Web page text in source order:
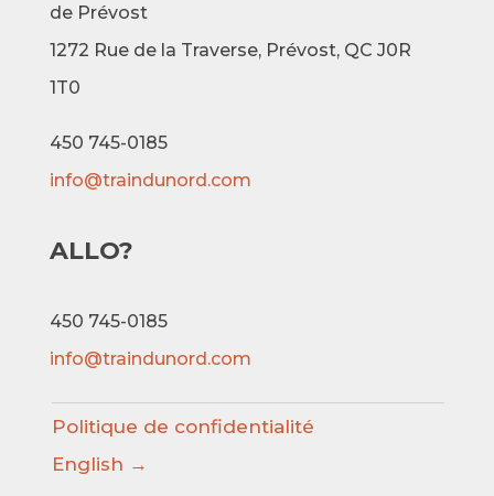
de Prévost
1272 Rue de la Traverse, Prévost, QC J0R
1T0
450 745-0185
info@traindunord.com
ALLO?
450 745-0185
info@traindunord.com
Politique de confidentialité
English →